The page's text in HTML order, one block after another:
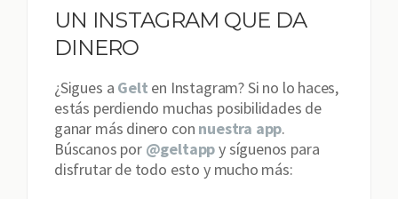
UN INSTAGRAM QUE DA
DINERO
¿Sigues a Gelt en Instagram? Si no lo haces,
estás perdiendo muchas posibilidades de
ganar más dinero con nuestra app.
Búscanos por @geltappy síguenos para
disfrutar de todo esto y mucho más: